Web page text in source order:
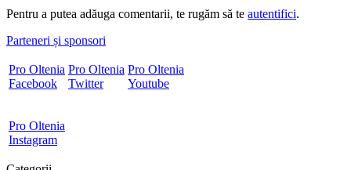
Pentru a putea adăuga comentarii, te rugăm să te autentifici.
Parteneri și sponsori
Pro Oltenia
Facebook
Pro Oltenia
Twitter
Pro Oltenia
Youtube
Pro Oltenia
Instagram